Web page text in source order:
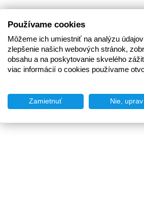
Používame cookies
Môžeme ich umiestniť na analýzu
zlepšenie našich webových stránok,
obsahu a na poskytovanie skvelého
viac informácií o cookies používame
Zamietnuť Nie, uprav